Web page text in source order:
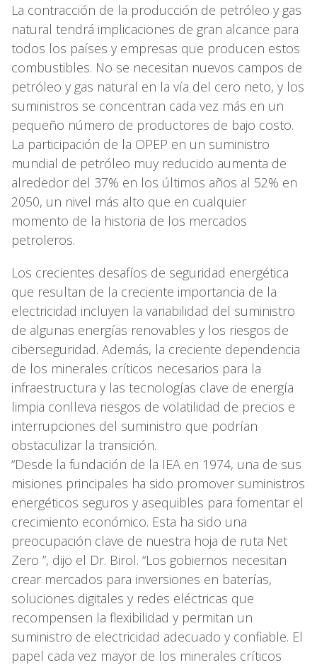
La contracción de la producción de petróleo y gas
natural tendrá implicaciones de gran alcance para
todos los países y empresas que producen estos
combustibles. No se necesitan nuevos campos de
petróleo y gas natural en la vía del cero neto, y los
suministros se concentran cada vez más en un
pequeño número de productores de bajo costo.
La participación de la OPEP en un suministro
mundial de petróleo muy reducido aumenta de
alrededor del 37% en los últimos años al 52% en
2050, un nivel más alto que en cualquier
momento de la historia de los mercados
petroleros.
Los crecientes desafíos de seguridad energética
que resultan de la creciente importancia de la
electricidad incluyen la variabilidad del suministro
de algunas energías renovables y los riesgos de
ciberseguridad. Además, la creciente dependencia
de los minerales críticos necesarios para la
infraestructura y las tecnologías clave de energía
limpia conlleva riesgos de volatilidad de precios e
interrupciones del suministro que podrían
obstaculizar la transición.
“Desde la fundación de la IEA en 1974, una de sus
misiones principales ha sido promover suministros
energéticos seguros y asequibles para fomentar el
crecimiento económico. Esta ha sido una
preocupación clave de nuestra hoja de ruta Net
Zero ”, dijo el Dr. Birol. “Los gobiernos necesitan
crear mercados para inversiones en baterías,
soluciones digitales y redes eléctricas que
recompensen la flexibilidad y permitan un
suministro de electricidad adecuado y confiable. El
papel cada vez mayor de los minerales críticos